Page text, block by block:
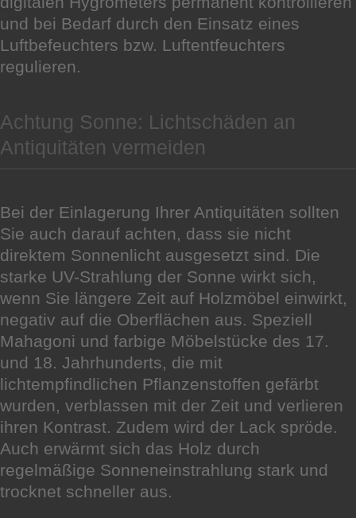
und bei Bedarf durch den Einsatz eines
Luftbefeuchters bzw. Luftentfeuchters
regulieren.
Achtung Sonne: Lichtschäden an
Antiquitäten vermeiden
Bei der Einlagerung Ihrer Antiquitäten sollten
Sie auch darauf achten, dass sie nicht
direktem Sonnenlicht ausgesetzt sind. Die
starke UV-Strahlung der Sonne wirkt sich,
wenn Sie längere Zeit auf Holzmöbel einwirkt,
negativ auf die Oberflächen aus. Speziell
Mahagoni und farbige Möbelstücke des 17.
und 18. Jahrhunderts, die mit
lichtempfindlichen Pflanzenstoffen gefärbt
wurden, verblassen mit der Zeit und verlieren
ihren Kontrast. Zudem wird der Lack spröde.
Auch erwärmt sich das Holz durch
regelmäßige Sonneneinstrahlung stark und
trocknet schneller aus.